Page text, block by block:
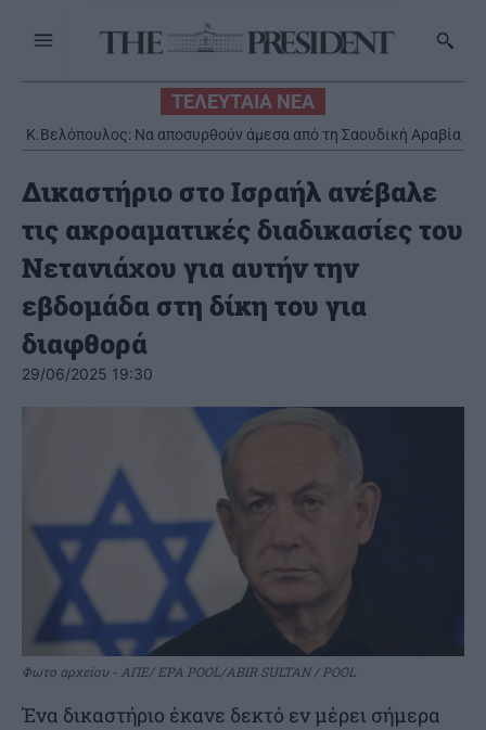
ΤΕΛΕΥΤΑΙΑ ΝΕΑ
Κ.Βελόπουλος: Να αποσυρθούν άμεσα από τη Σαουδική Αραβία
οι ελληνικοί Patriot
Δικαστήριο στο Ισραήλ ανέβαλε
τις ακροαματικές διαδικασίες του
Νετανιάχου για αυτήν την
εβδομάδα στη δίκη του για
διαφθορά
29/06/2025 19:30
Φωτο αρχείου - ΑΠΕ/ EPA POOL/ABIR SULTAN / POOL
Ένα δικαστήριο έκανε δεκτό εν μέρει σήμερα